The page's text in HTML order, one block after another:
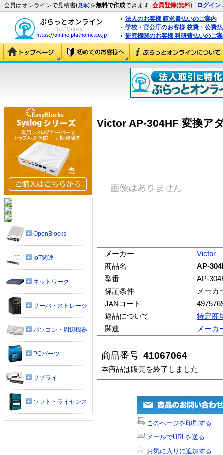
会員はオンラインで見積書(見本)を無料で作成できます 会員登録(無料) ログイン
法人のお客様 請求書払いのご案内
学校・官公庁のお客様 校費・公費
研究機関のお客様 科研費払いのご
Victor AP-304HF 変換ア
メーカー
Victor
商品名
AP-
型番
AP-
保証条件
メーカ
JANコード
返品について
特定商
関連
メーカ
商品番号 41067064
本商品は販売を終了しました
このページを印刷する
メールでURLを送る
お気に入りに追加する
OpenBlocks
IoT関連
ネットワーク
サーバ・ストレージ
パソコン・周辺機器
PCパーツ
サプライ
ソフト・ライセンス